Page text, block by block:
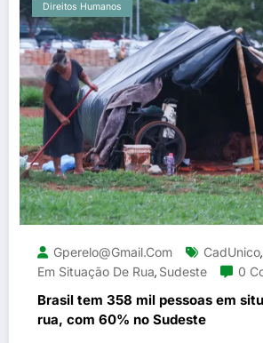
Direitos Humanos
Gperelo@gmail.com CadUnico,
Em Situação De Rua, Sudeste 0
Brasil tem 358 mil pessoas em
rua, com 60% no Sudeste